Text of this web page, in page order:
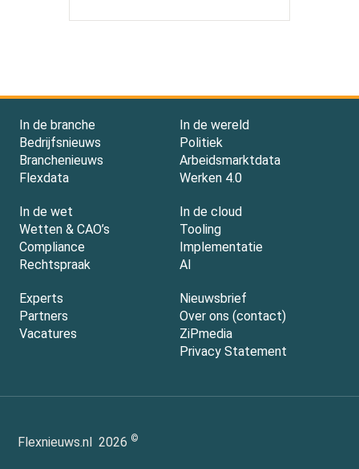
In de branche
Bedrijfsnieuws
Branchenieuws
Flexdata
In de wereld
Politiek
Arbeidsmarktdata
Werken 4.0
In de wet
Wetten & CAO’s
Compliance
Rechtspraak
In de cloud
Tooling
Implementatie
AI
Experts
Partners
Vacatures
Nieuwsbrief
Over ons (contact)
ZiPmedia
Privacy Statement
Flexnieuws.nl 2026 ©